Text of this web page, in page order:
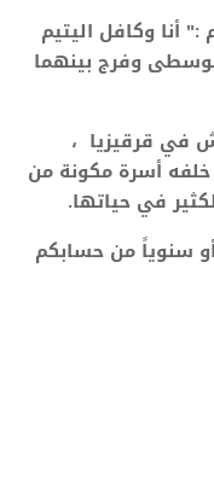
أنا وكافل اليتيم
وفرج بينهما
سنــة ، تعيش في قرقيزيا ،
خلفه أسرة مكونة من
في حياتها.
سنوياً من حسابكم